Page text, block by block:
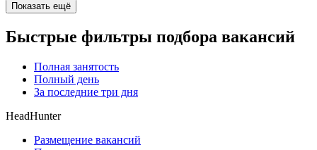
Показать ещё
Быстрые фильтры подбора вакансий
Полная занятость
Полный день
За последние три дня
HeadHunter
Размещение вакансий